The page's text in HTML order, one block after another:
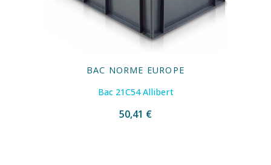
BAC NORME EUROPE
Bac 21C54 Allibert
50,41 €